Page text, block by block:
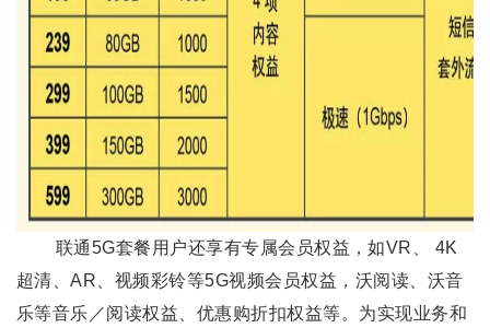
联通5G套餐用户还享有专属会员权益，如VR、 4K
超清、AR、视频彩铃等5G视频会员权益，沃阅读、沃音
乐等音乐／阅读权益、优惠购折扣权益等。为实现业务和